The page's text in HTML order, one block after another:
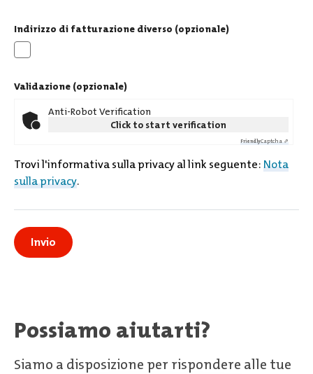
Indirizzo di fatturazione diverso (opzionale)
Validazione (opzionale)
Anti-Robot Verification
Click to start verification
FriendlyCaptcha ⇗
Trovi l'informativa sulla privacy al link seguente:Nota
sulla privacy.
Possiamo aiutarti?
Siamo a disposizione per rispondere alle tue